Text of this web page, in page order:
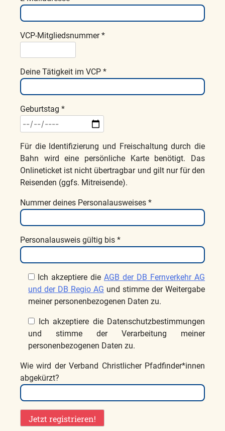
VCP-Mitgliedsnummer *
Deine Tätigkeit im VCP *
Geburtstag *
Für die Identifizierung und Freischaltung durch die
Bahn wird eine persönliche Karte benötigt. Das
Onlineticket ist nicht übertragbar und gilt nur für den
Reisenden (ggfs. Mitreisende).
Nummer deines Personalausweises *
Personalausweis gültig bis *
Ich akzeptiere die AGB der DB Fernverkehr AG
und der DB Regio AG und stimme der Weitergabe
meiner personenbezogenen Daten zu.
Ich akzeptiere die Datenschutzbestimmungen
und stimme der Verarbeitung meiner
personenbezogenen Daten zu.
Wie wird der Verband Christlicher Pfadfinder*innen
abgekürzt?